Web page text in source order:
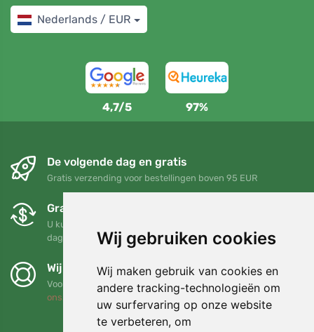
Wij gebruiken cookies
Wij maken gebruik van cookies en
andere tracking-technologieën om
uw surfervaring op onze website
te verbeteren, om
Nederlands / EUR
4,7/5 97%
De volgende dag en gratis
Gratis verzending voor bestellingen boven 95 EUR
Gratis ruilen en retourneren
U kunt uw bestelling op elk gewenst moment binnen 90
dagen retourneren of ruilen
Wij steunen Trees.org
Voor elke bestelling planten we een boom! Lees meer Over
ons